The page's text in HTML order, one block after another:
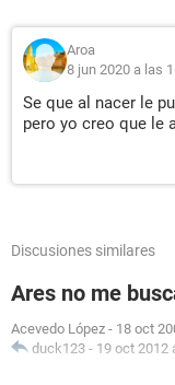
Aroa
8 jun 2020 a las
Se que al nacer le
pero yo creo que le
Discusiones similares
Ares no me
Acevedo López - 18 oct
duck123 - 19 oct 2012